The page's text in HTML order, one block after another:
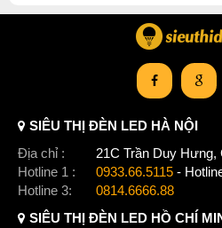
SIÊU THỊ ĐÈN LED HÀ NỘI
Địa chỉ :
21C Trần Duy Hưng,
Hotline 1 :
0933.66.5115 -
Hotline 3:
0814.6666.88
SIÊU THỊ ĐÈN LED HỒ CHÍ